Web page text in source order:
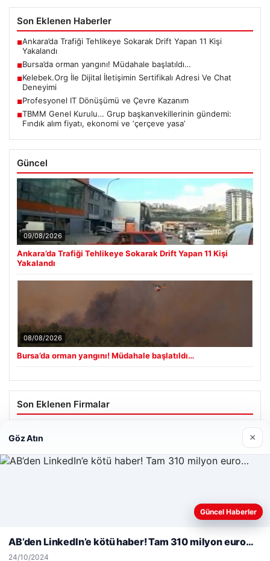
Son Eklenen Haberler
■Ankara’da Trafiği Tehlikeye Sokarak Drift Yapan 11 Kişi
Yakalandı
■Bursa’da orman yangını! Müdahale başlatıldı…
■Kelebek.Org İle Dijital İletişimin Sertifikalı Adresi Ve Chat
Deneyimi
■Profesyonel IT Dönüşümü ve Çevre Kazanım
■TBMM Genel Kurulu… Grup başkanvekillerinin gündemi:
Fındık alım fiyatı, ekonomi ve ‘çerçeve yasa’
Güncel
09/08/2026
Ankara’da Trafiği Tehlikeye Sokarak Drift Yapan 11 Kişi
Yakalandı
08/08/2026
Bursa’da orman yangını! Müdahale başlatıldı…
Son Eklenen Firmalar
Web sitemizi nasıl kullandığınızı daha iyi anlayabilmek,
deneyiminizi kişiselleştirmek ve geliştirmek amacıyla çerezler
Göz Atın ×
Güncel Haberler
AB’den LinkedIn’e kötü haber! Tam 310 milyon euro…
24/10/2024